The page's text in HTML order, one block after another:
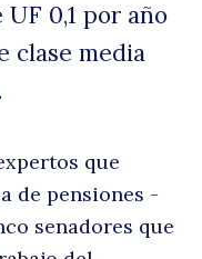
0,1 por año
clase media
que
de pensiones -
senadores que